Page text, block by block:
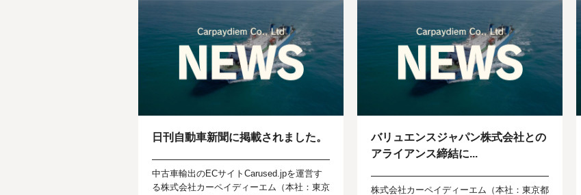
日刊自動車新聞に掲載されました。
中古車輸出のECサイトCarused.jpを運営す
る株式会社カーペイディーエム（本社：東京
バリュエンスジャパン株式会社との
アライアンス締結に...
株式会社カーペイディーエム（本社：東京都